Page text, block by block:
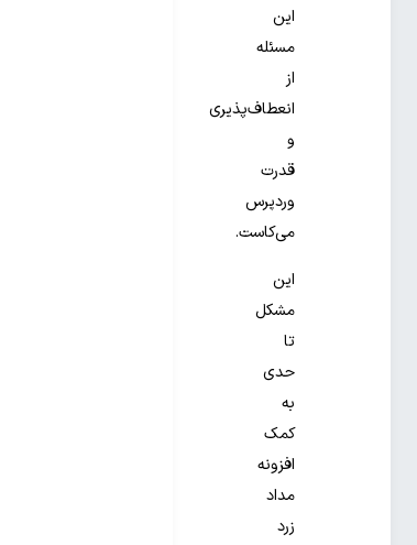
این
مسئله
از
انعطاف‌پذیری
و
قدرت
وردپرس
می‌کاست.
این
مشکل
تا
حدی
به
کمک
افزونه
مداد
زرد